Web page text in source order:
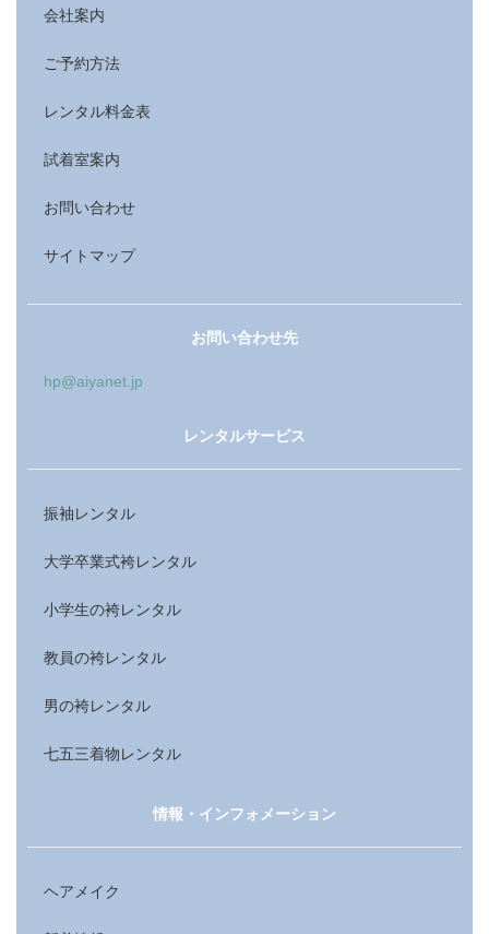
会社案内
ご予約方法
レンタル料金表
試着室案内
お問い合わせ
サイトマップ
お問い合わせ先
hp@aiyanet.jp
レンタルサービス
振袖レンタル
大学卒業式袴レンタル
小学生の袴レンタル
教員の袴レンタル
男の袴レンタル
七五三着物レンタル
情報・インフォメーション
ヘアメイク